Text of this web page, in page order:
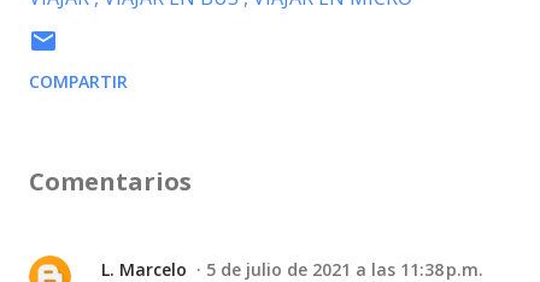
COMPARTIR
Comentarios
L. Marcelo 5 de julio de 2021 a las 11:38 p.m.